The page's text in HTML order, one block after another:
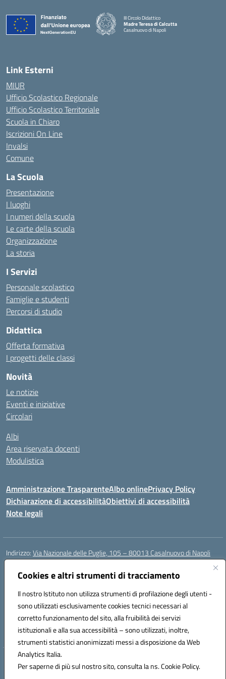
Cookies e altri strumenti di tracciamento
Il nostro Istituto non utilizza strumenti di profilazione degli utenti -
sono utilizzati esclusivamente cookies tecnici necessari al
corretto funzionamento del sito, alla fruibilità dei servizi
istituzionali e alla sua accessibilità – sono utilizzati, inoltre,
strumenti statistici anonimizzati messi a disposizione da Web
Analytics Italia.
Per saperne di più sul nostro sito, consulta la ns. Cookie Policy.
III Circolo Didattico
Madre Teresa di Calcutta
Casalnuovo di Napoli
— Visita la pagina iniziale della scuola
Link Esterni
MIUR
Ufficio Scolastico Regionale
Ufficio Scolastico Territoriale
Scuola in Chiaro
Iscrizioni On Line
Invalsi
Comune
La Scuola
Presentazione
I luoghi
I numeri della scuola
Le carte della scuola
Organizzazione
La storia
I Servizi
Personale scolastico
Famiglie e studenti
Percorsi di studio
Didattica
Offerta formativa
I progetti delle classi
Novità
Le notizie
Eventi e iniziative
Circolari
Albi
Area riservata docenti
Modulistica
Amministrazione TrasparenteAlbo onlinePrivacy Policy
Dichiarazione di accessibilitàObiettivi di accessibilità
Note legali
Indirizzo:Via Nazionale delle Puglie, 105 – 80013 Casalnuovo di Napoli
Centralino:
Email:naee32300a@istruzione.it
Codice fiscale: 93007720639
Codice meccanografico:
NAEE32300A
Codice unico di fatturazione (CUF): UFDMFG
Hosting & Powered by 3D Solution S.r.l.
Concept & Design by Designers Italia